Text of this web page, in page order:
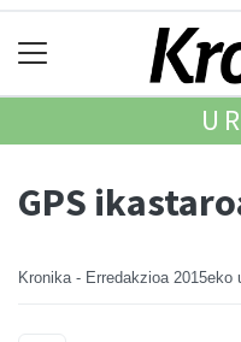
GPS
Kronika - Erredakzioa 2015eko